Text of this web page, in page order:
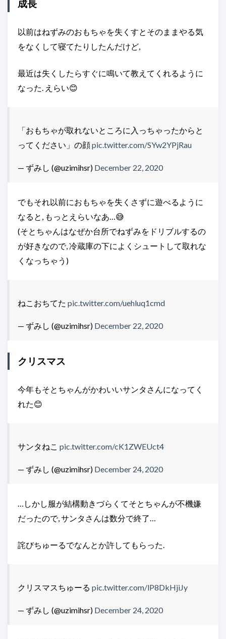
成長
以前はねずみのおもちゃを失くすとそのままやる気
をなくして寝てたりしたんだけど,
最近は失くしたらすぐに鳴いて教えてくれるように
なった. えらい😊
「おもちゃが取れないところに入っちゃったからと
ってください」の顔pic.twitter.com/SYw2YPjRau
— ずみし (@uzimihsr) December 22, 2020
でもそれ以前におもちゃを失くさずに遊べるように
なると, もっとえらいなあ…😅
(そとちゃんはなぜか台所でねずみをドリブルするの
が好きなので, 冷蔵庫の下によくシュートして取れな
くなっちゃう)
ねこおちてた pic.twitter.com/uehluq1cmd
— ずみし (@uzimihsr) December 22, 2020
クリスマス
今年もそとちゃんがかわいいサンタさんになってく
れた😊
サンタねこ pic.twitter.com/cK1ZWEUct4
— ずみし (@uzimihsr) December 24, 2020
…しかし服が結構動きづらくてそとちゃんが不機嫌
だったので, サンタさんは数分で終了…
詫びちゅーるでなんとか許してもらった.
クリスマスちゅーる pic.twitter.com/lP8DkHjiJy
— ずみし (@uzimihsr) December 24, 2020